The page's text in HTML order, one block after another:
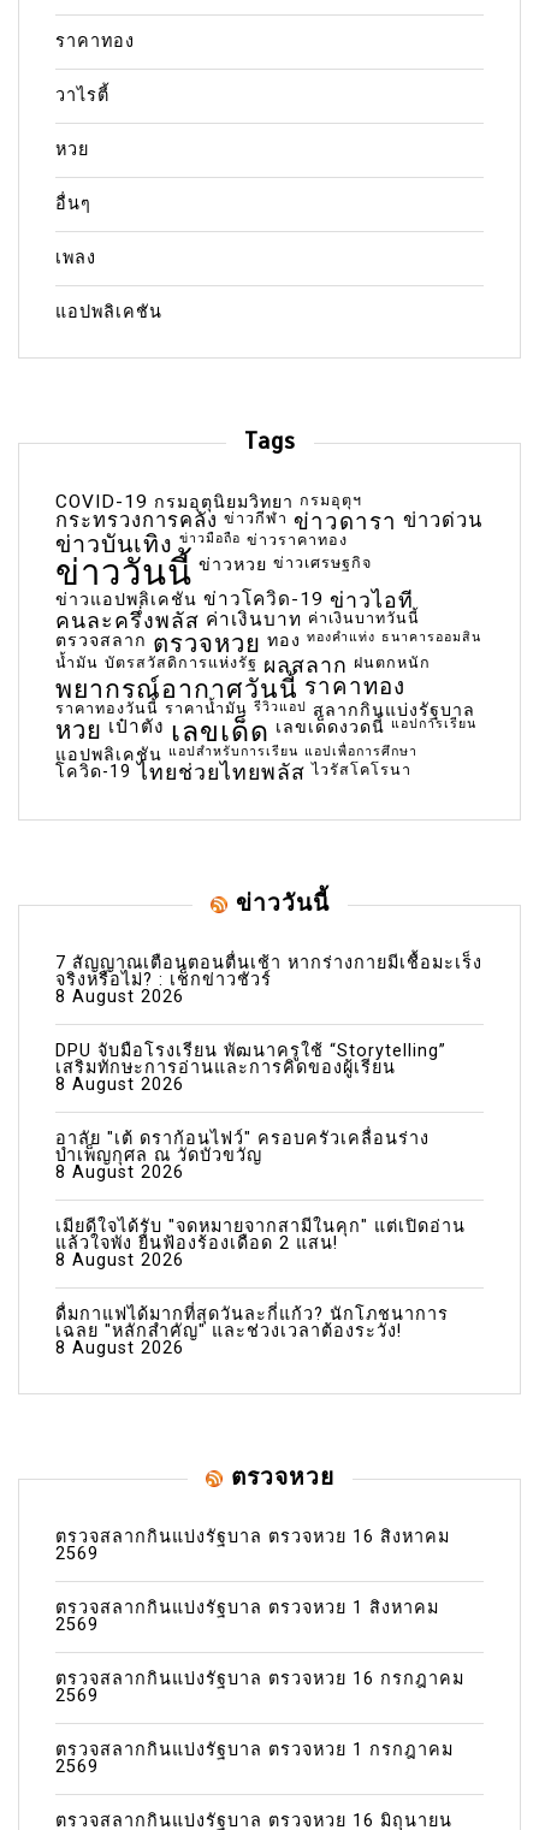
ราคาทอง
วาไรตี้
หวย
อื่นๆ
เพลง
แอปพลิเคชัน
Tags
COVID-19 กรมอุตุนิยมวิทยา กรมอุตุฯ
กระทรวงการคลัง ข่าวกีฬา ข่าวดารา ข่าวด่วน
ข่าวบันเทิง ข่าวมือถือ ข่าวราคาทอง
ข่าววันนี้ ข่าวหวย ข่าวเศรษฐกิจ
ข่าวแอปพลิเคชัน ข่าวโควิด-19 ข่าวไอที
คนละครึ่งพลัส ค่าเงินบาท ค่าเงินบาทวันนี้
ตรวจสลาก ตรวจหวย ทอง ทองคำแท่ง ธนาคารออมสิน
น้ำมัน บัตรสวัสดิการแห่งรัฐ ผลสลาก ฝนตกหนัก
พยากรณ์อากาศวันนี้ ราคาทอง
ราคาทองวันนี้ ราคาน้ำมัน รีวิวแอป สลากกินแบ่งรัฐบาล
หวย เป๋าตัง เลขเด็ด เลขเด็ดงวดนี้ แอปการเรียน
แอปพลิเคชัน แอปสำหรับการเรียน แอปเพื่อการศึกษา
โควิด-19 ไทยช่วยไทยพลัส ไวรัสโคโรนา
ข่าววันนี้
7 สัญญาณเตือนตอนตื่นเช้า หากร่างกายมีเชื้อมะเร็ง
จริงหรือไม่? : เช็กข่าวชัวร์
8 August 2026
DPU จับมือโรงเรียน พัฒนาครูใช้ “Storytelling”
เสริมทักษะการอ่านและการคิดของผู้เรียน
8 August 2026
อาลัย "เต้ ดราก้อนไฟว์" ครอบครัวเคลื่อนร่าง
บำเพ็ญกุศล ณ วัดบัวขวัญ
8 August 2026
เมียดีใจได้รับ "จดหมายจากสามีในคุก" แต่เปิดอ่าน
แล้วใจพัง ยื่นฟ้องร้องเดือด 2 แสน!
8 August 2026
ดื่มกาแฟได้มากที่สุดวันละกี่แก้ว? นักโภชนาการ
เฉลย "หลักสำคัญ" และช่วงเวลาต้องระวัง!
8 August 2026
ตรวจหวย
ตรวจสลากกินแบ่งรัฐบาล ตรวจหวย 16 สิงหาคม
2569
ตรวจสลากกินแบ่งรัฐบาล ตรวจหวย 1 สิงหาคม
2569
ตรวจสลากกินแบ่งรัฐบาล ตรวจหวย 16 กรกฎาคม
2569
ตรวจสลากกินแบ่งรัฐบาล ตรวจหวย 1 กรกฎาคม
2569
ตรวจสลากกินแบ่งรัฐบาล ตรวจหวย 16 มิถุนายน